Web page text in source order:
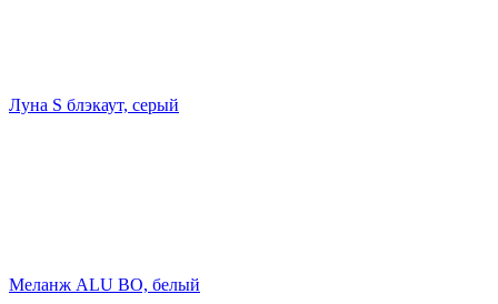
Луна S блэкаут, серый
Меланж ALU ВО, белый